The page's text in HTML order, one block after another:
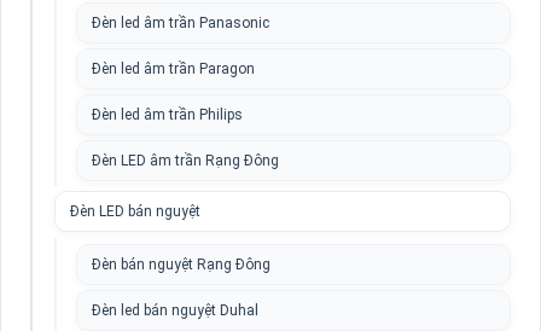
Đèn led âm trần Panasonic
Đèn led âm trần Paragon
Đèn led âm trần Philips
Đèn LED âm trần Rạng Đông
Đèn LED bán nguyệt
Đèn bán nguyệt Rạng Đông
Đèn led bán nguyệt Duhal